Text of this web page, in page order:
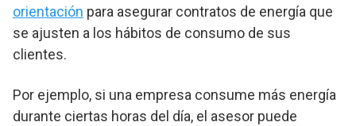
orientación para asegurar contratos de energía que
se ajusten a los hábitos de consumo de sus
clientes.
Por ejemplo, si una empresa consume más energía
durante ciertas horas del día, el asesor puede